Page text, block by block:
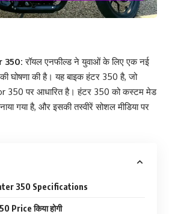
350: रॉयल एनफील्ड ने युवाओं के लिए एक नई
घोषणा की है। यह बाइक हंटर 350 है, जो
350 पर आधारित है। हंटर 350 को कस्टम मेड
गया है, और इसकी तस्वीरें सोशल मीडिया पर
350 Specifications
Price किया होगी